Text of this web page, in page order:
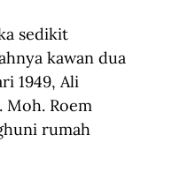
sedikit
kawan dua
1949, Ali
Moh. Roem
rumah